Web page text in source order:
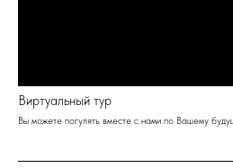
Виртуальный тур
Вы можете погулять вместе с нами по Вашему